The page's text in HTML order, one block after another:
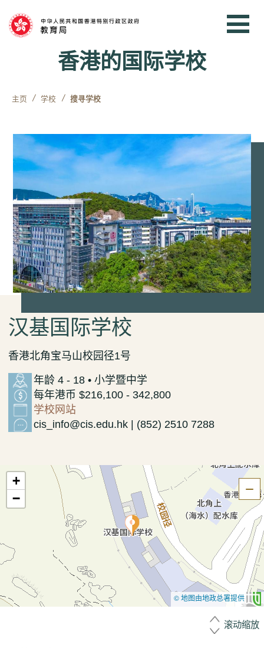
跳到内容
香港的国际学校
主页 学校 搜寻学校
汉基国际学校
香港北角宝马山校园径1号
年龄 4 - 18 • 小学暨中学
每年港币 $216,100 - 342,800
学校网站
cis_info@cis.edu.hk | (852) 2510 7288
+
−
© 地图由地政总署提供
滚动缩放